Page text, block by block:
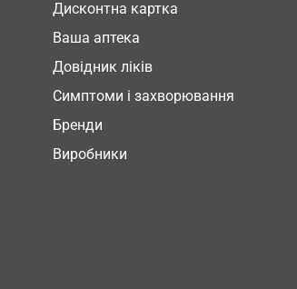
Дисконтна картка
Ваша аптека
Довідник ліків
Симптоми і захворювання
Бренди
Виробники